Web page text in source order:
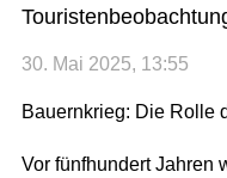
30. Mai 2025, 13:55
Bauernkrieg: Die Rolle
Vor fünfhundert Jahren